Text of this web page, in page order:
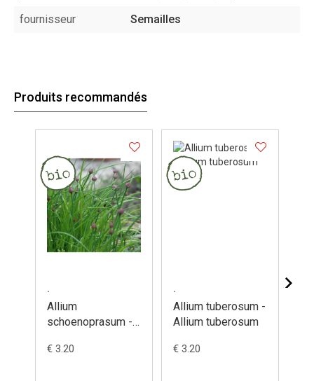
fournisseur
Semailles
Produits recommandés
.
Allium
schoenoprasum -
schoenoprasum
€ 3.20
.
Allium tuberosum -
Allium tuberosum
€ 3.20